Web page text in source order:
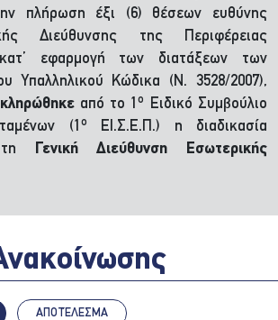
πλήρωση έξι (6) θέσεων ευθύνης
Διεύθυνσης της Περιφέρειας
κατ’ εφαρμογή των διατάξεων των
Υπαλληλικού Κώδικα (Ν. 3528/2007),
από το 1ο
Ειδικό Συμβούλιο
(1 ο
ΕΙ.Σ.Ε.Π.) η διαδικασία
τη
Γενική Διεύθυνση Εσωτερικής
ΑΠΟΤΈΛΕΣΜΑ